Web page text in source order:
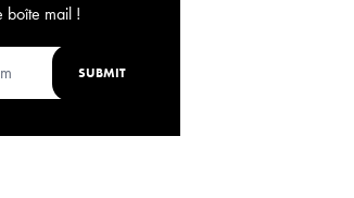
boîte mail !